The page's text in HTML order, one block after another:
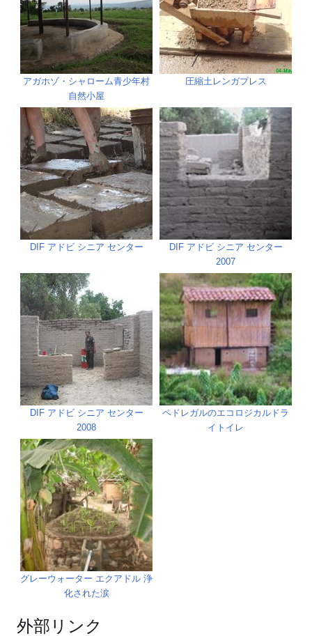
アガホゾ・シャローム青少年村
自然小屋
圧縮土レンガプレス
DIF アドビ シニア センター
DIF アドビ シニア センター
2007
DIF アドビ シニア センター
2008
ペドレガルのエコロジカルドラ
イトイレ
グレーウォーター エクアドル 浄
化された涙
外部リンク